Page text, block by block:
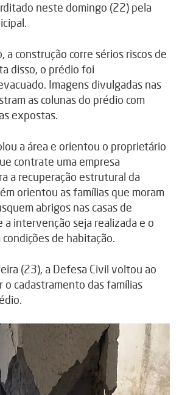
neste domingo (22) pela
a construção corre sérios riscos de
disso, o prédio foi
Imagens divulgadas nas
as colunas do prédio com
expostas.
a área e orientou o proprietário
contrate uma empresa
a recuperação estrutural da
orientou as famílias que moram
abrigos nas casas de
a intervenção seja realizada e o
de habitação.
(23), a Defesa Civil voltou ao
o cadastramento das famílias